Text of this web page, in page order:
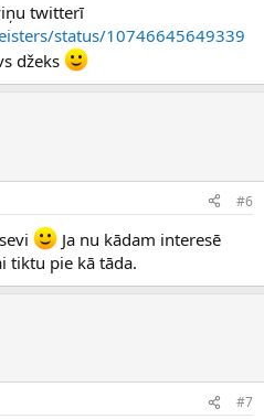
twitterī
status/10746645649339
džeks
#6
Ja nu kādam interesē
tiktu pie kā tāda.
#7